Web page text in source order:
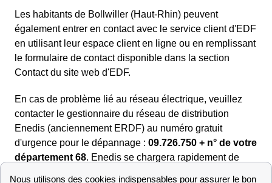
Les habitants de Bollwiller (Haut-Rhin) peuvent
également entrer en contact avec le service client d'EDF
en utilisant leur espace client en ligne ou en remplissant
le formulaire de contact disponible dans la section
Contact du site web d'EDF.
En cas de problème lié au réseau électrique, veuillez
contacter le gestionnaire du réseau de distribution
Enedis (anciennement ERDF) au numéro gratuit
d'urgence pour le dépannage : 09.726.750 + n° de votre
département 68. Enedis se chargera rapidement de